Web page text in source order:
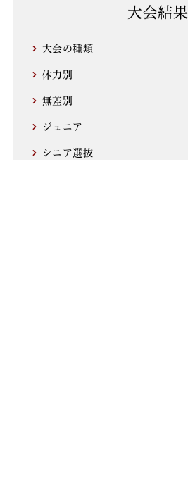
大会結果
大会の種類
体力別
無差別
ジュニア
シニア選抜